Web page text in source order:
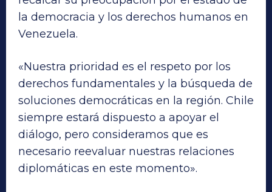
la democracia y los derechos humanos en
Venezuela.
«Nuestra prioridad es el respeto por los
derechos fundamentales y la búsqueda de
soluciones democráticas en la región. Chile
siempre estará dispuesto a apoyar el
diálogo, pero consideramos que es
necesario reevaluar nuestras relaciones
diplomáticas en este momento».